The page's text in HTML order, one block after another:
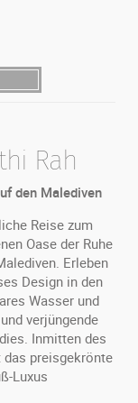
Rah
den Malediven
Reise zum
Oase der Ruhe
Erleben
Design in den
Wasser und
verjüngende
Inmitten des
preisgekrönte
Luxus